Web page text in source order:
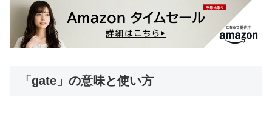
「gate」の意味と使い方